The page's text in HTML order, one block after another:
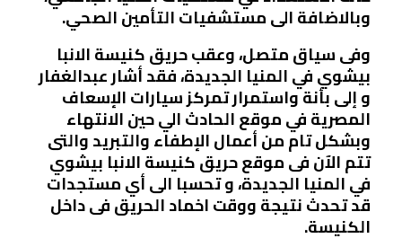
وبالاضافة الى مستشفيات التأمين الصحي.
وفى سياق متصل، وعقب حريق كنيسة الانبا
بيشوي في المنيا الجديدة، فقد أشار عبدالغفار
و إلى بأنة واستمرار تمركز سيارات الإسعاف
المصرية في موقع الحادث الي حين الانتهاء
وبشكل تام من أعمال الإطفاء والتبريد والتى
تتم الآن فى موقع حريق كنيسة الانبا بيشوي
في المنيا الجديدة، و تحسبا الى أي مستجدات
قد تحدث نتيجة ووقت اخماد الحريق فى داخل
الكنيسة.